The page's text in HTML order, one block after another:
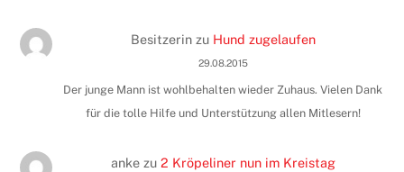
Besitzerinzu Hund zugelaufen
29.08.2015
Der junge Mann ist wohlbehalten wieder Zuhaus. Vielen Dank
für die tolle Hilfe und Unterstützung allen Mitlesern!
ankezu 2 Kröpeliner nun im Kreistag